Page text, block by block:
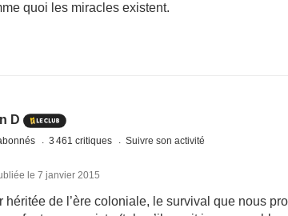
quoi les miracles existent.
D
3 461 critiques Suivre son activité
le 7 janvier 2015
héritée de l’ère coloniale, le survival que nous